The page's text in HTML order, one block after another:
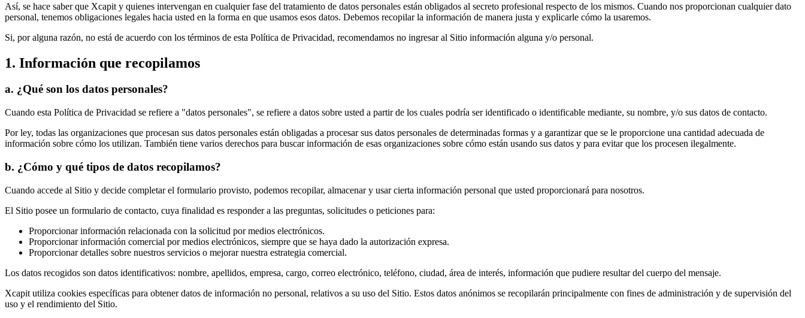
Así, se hace saber que Xcapit y quienes intervengan en cualquier fase del tratamiento de datos personales están obligados al secreto profesional respecto de los mismos. Cuando nos proporcionan cualquier dato
personal, tenemos obligaciones legales hacia usted en la forma en que usamos esos datos. Debemos recopilar la información de manera justa y explicarle cómo la usaremos.
Si, por alguna razón, no está de acuerdo con los términos de esta Política de Privacidad, recomendamos no ingresar al Sitio información alguna y/o personal.
1. Información que recopilamos
a. ¿Qué son los datos personales?
Cuando esta Política de Privacidad se refiere a "datos personales", se refiere a datos sobre usted a partir de los cuales podría ser identificado o identificable mediante, su nombre, y/o sus datos de contacto.
Por ley, todas las organizaciones que procesan sus datos personales están obligadas a procesar sus datos personales de determinadas formas y a garantizar que se le proporcione una cantidad adecuada de
información sobre cómo los utilizan. También tiene varios derechos para buscar información de esas organizaciones sobre cómo están usando sus datos y para evitar que los procesen ilegalmente.
b. ¿Cómo y qué tipos de datos recopilamos?
Cuando accede al Sitio y decide completar el formulario provisto, podemos recopilar, almacenar y usar cierta información personal que usted proporcionará para nosotros.
El Sitio posee un formulario de contacto, cuya finalidad es responder a las preguntas, solicitudes o peticiones para:
Proporcionar información relacionada con la solicitud por medios electrónicos.
Proporcionar información comercial por medios electrónicos, siempre que se haya dado la autorización expresa.
Proporcionar detalles sobre nuestros servicios o mejorar nuestra estrategia comercial.
Los datos recogidos son datos identificativos: nombre, apellidos, empresa, cargo, correo electrónico, teléfono, ciudad, área de interés, información que pudiere resultar del cuerpo del mensaje.
Xcapit utiliza cookies específicas para obtener datos de información no personal, relativos a su uso del Sitio. Estos datos anónimos se recopilarán principalmente con fines de administración y de supervisión del
uso y el rendimiento del Sitio.